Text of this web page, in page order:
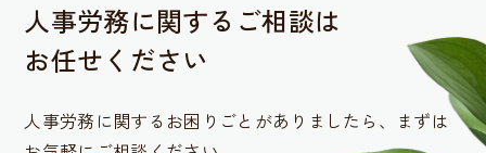
人事労務に関するご相談は
お任せください
人事労務に関するお困りごとがありましたら、 まずは